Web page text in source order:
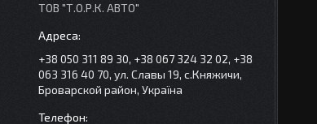
ТОВ "Т.О.Р.К. АВТО"
+38 050 311 89 30, +38 067 324 32 02, +38
063 316 40 70, ул. Славы 19, с.Княжичи,
Броварской район, Україна